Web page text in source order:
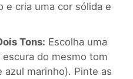
e cria uma cor sólida e
Tons: Escolha uma
escura do mesmo tom
azul marinho). Pinte as